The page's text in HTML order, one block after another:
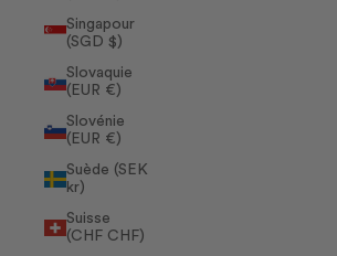
Singapour
(SGD $)
Slovaquie
(EUR €)
Slovénie
(EUR €)
Suède (SEK
kr)
Suisse
(CHF CHF)